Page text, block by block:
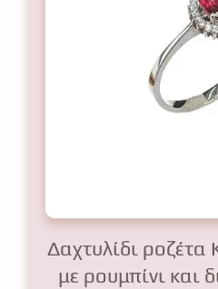
Δαχτυλίδι ροζέτα
με ρουμπίνι και